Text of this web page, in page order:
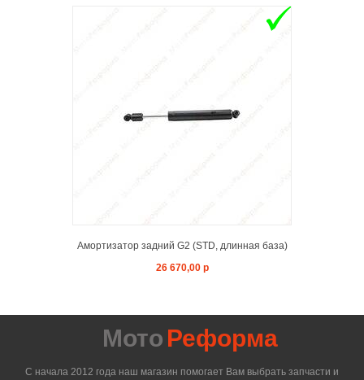
Амортизатор задний G2 (STD, длинная база)
26 670,00 р
Мото Реформа
С начала 2012 года наш магазин помогает Вам выбрать запчасти и